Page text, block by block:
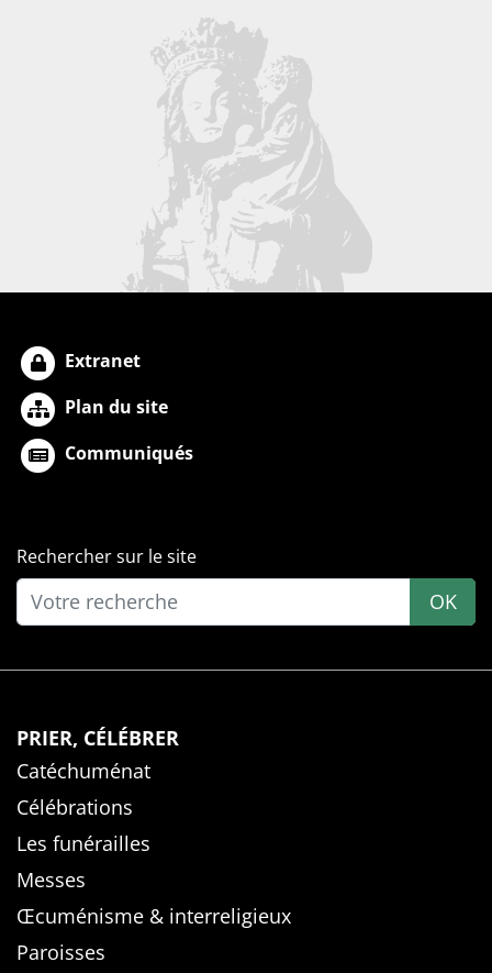
Extranet
Plan du site
Communiqués
Rechercher sur le site
OK
PRIER, CÉLÉBRER
Catéchuménat
Célébrations
Les funérailles
Messes
Œcuménisme & interreligieux
Paroisses